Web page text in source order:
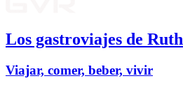
Los gastroviajes de Ruth
Viajar, comer, beber, vivir